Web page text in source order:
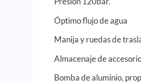
Óptimo flujo de agua
Manija y ruedas de
Almacenaje de
Bomba de aluminio,